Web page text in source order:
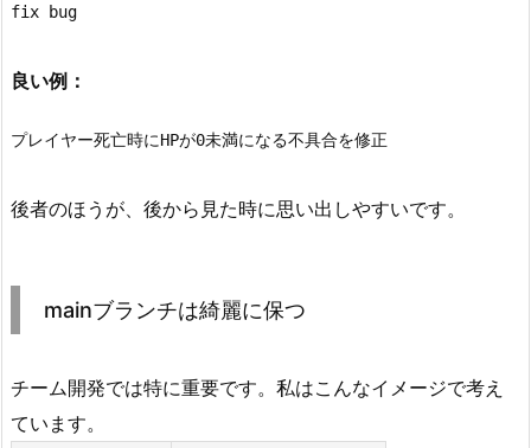
fix bug
良い例：
プレイヤー死亡時にHPが0未満になる不具合を修正
後者のほうが、後から見た時に思い出しやすいです。
mainブランチは綺麗に保つ
チーム開発では特に重要です。私はこんなイメージで考え
ています。